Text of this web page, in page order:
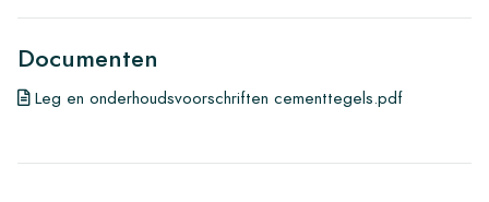
Documenten
Leg en onderhoudsvoorschriften cementtegels.pdf